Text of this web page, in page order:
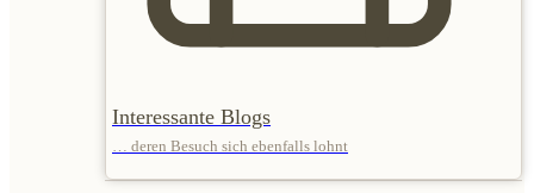
Interessante Blogs
… deren Besuch sich ebenfalls lohnt